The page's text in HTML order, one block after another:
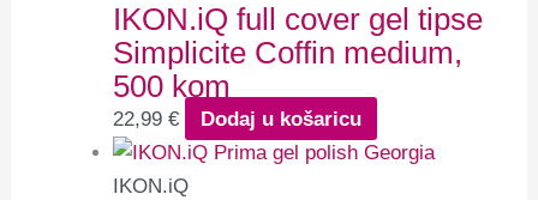
IKON.iQ full cover gel tipse
Simplicite Coffin medium,
500 kom
22,99€ Dodaj u košaricu
IKON.iQ